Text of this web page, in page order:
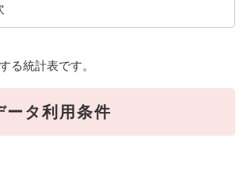
る統計表です。
ータ利用条件